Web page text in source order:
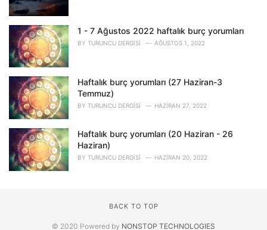
1 - 7 Ağustos 2022 haftalık burç yorumları
BY TURUNCU DERGISI AĞUSTOS 1, 2022
Haftalık burç yorumları (27 Haziran-3
Temmuz)
BY TURUNCU DERGISI HAZIRAN 27, 2022
Haftalık burç yorumları (20 Haziran - 26
Haziran)
BY TURUNCU DERGISI HAZIRAN 20, 2022
BACK TO TOP
© 2020 Powered by NONSTOP TECHNOLOGIES